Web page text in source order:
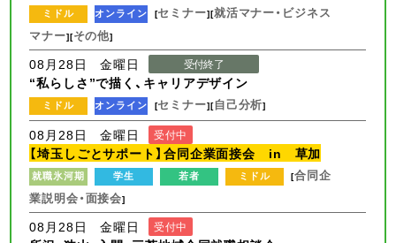
ミドル オンライン [セミナー][就活マナー・ビジネス
マナー][その他]
08月28日 金曜日 受付終了
“私らしさ”で描く、キャリアデザイン
ミドル オンライン [セミナー][自己分析]
08月28日 金曜日 受付中
【埼玉しごとサポート】合同企業面接会 in 草加
就職氷河期 学生 若者 ミドル [合同企
業説明会・面接会]
08月28日 金曜日 受付中